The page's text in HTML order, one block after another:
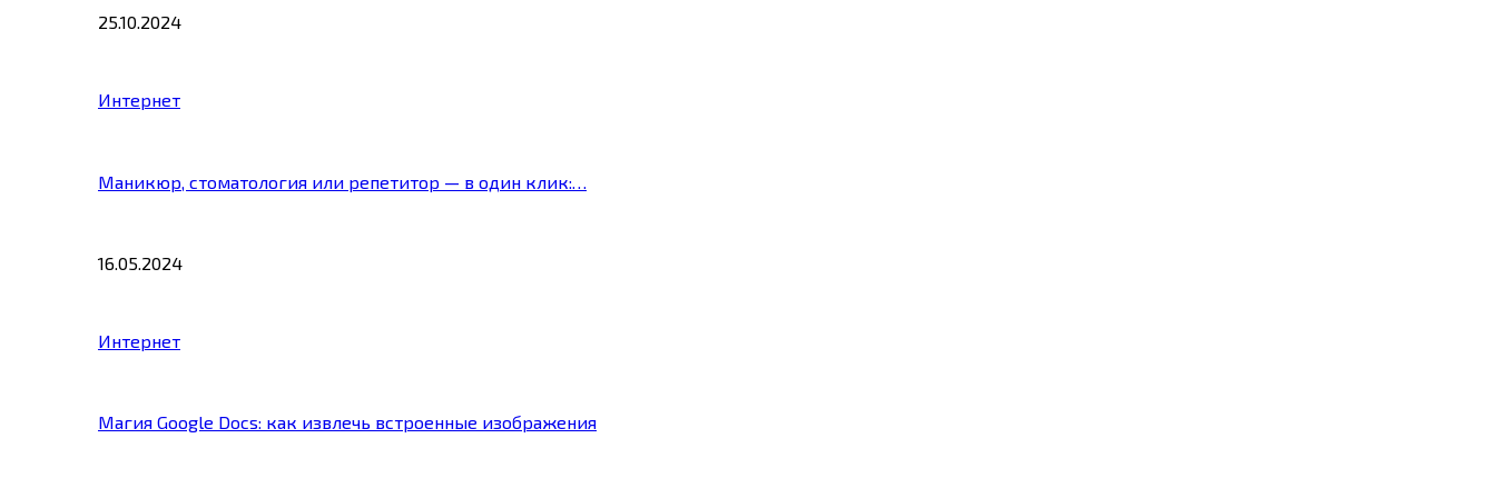
25.10.2024
Интернет
Маникюр, стоматология или репетитор — в один клик:…
16.05.2024
Интернет
Магия Google Docs: как извлечь встроенные изображения